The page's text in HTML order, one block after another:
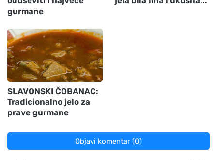
gurmane
SLAVONSKI ČOBANAC:
Tradicionalno jelo za
prave gurmane
Objavi komentar (0)